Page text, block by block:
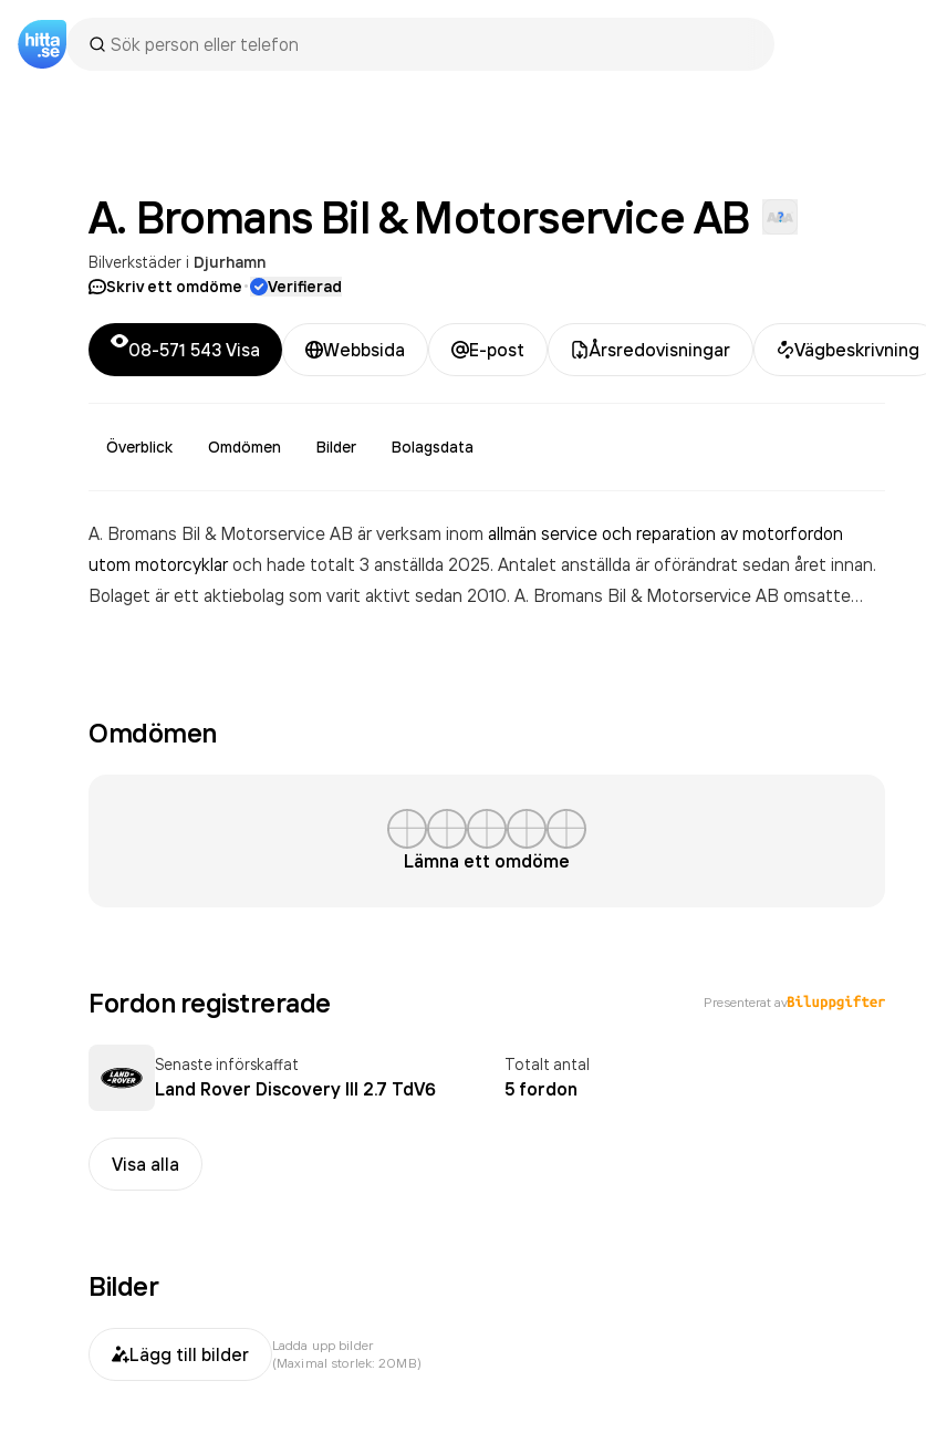
A. Bromans Bil & MotorserviceAB
Bilverkstäder i Djurhamn
Skriv ett omdöme· Verifierad
08-571 543 Visa Webbsida E-post Årsredovisningar Vägbeskrivning
Överblick Omdömen Bilder Bolagsdata
A. Bromans Bil & Motorservice AB är verksam inom allmän service och reparation av motorfordon
utom motorcyklaroch hade totalt 3 anställda 2025. Antalet anställda är oförändrat sedan året innan.
Bolaget är ett aktiebolag som varit aktivt sedan 2010. A. Bromans Bil & Motorservice AB omsatte
Omdömen
Lämna ett omdöme
Fordon registrerade Presenterat av
Senaste införskaffat
Land Rover Discovery III 2.7 TdV6
Totalt antal
5 fordon
Visa alla
Bilder
Lägg till bilder
Ladda upp bilder
(Maximal storlek: 20MB)